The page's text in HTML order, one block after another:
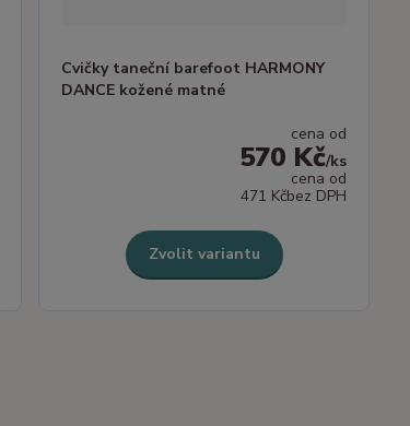
Cvičky taneční barefoot HARMONY
DANCE kožené matné
cena od
570 Kč/ks
cena od
471 Kčbez DPH
Zvolit variantu